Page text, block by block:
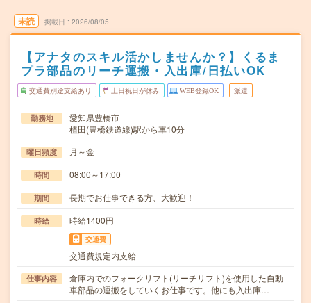
未読 掲載日 2026/08/05
【アナタのスキル活かしませんか？】くるま
プラ部品のリーチ運搬・入出庫/日払いOK
交通費別途支給あり 土日祝日が休み WEB登録OK 派遣
勤務地
愛知県豊橋市
植田(豊橋鉄道線)駅から車10分
曜日頻度 月～金
時間 08:00～17:00
期間 長期でお仕事できる方、大歓迎！
時給 時給1400円
交通費
交通費規定内支給
仕事内容
倉庫内でのフォークリフト(リーチリフト)を使用した自動
車部品の運搬をしていくお仕事です。他にも入出庫…